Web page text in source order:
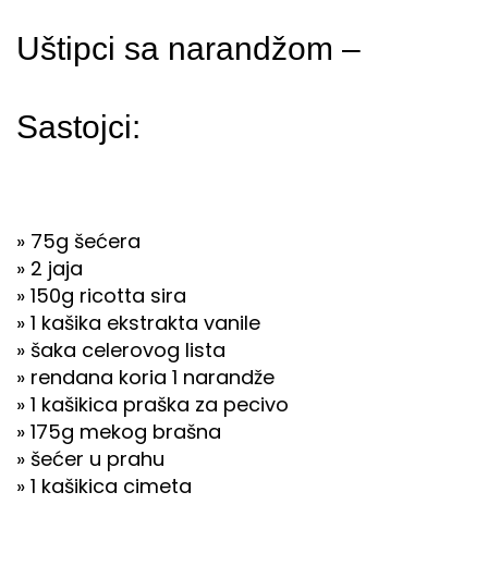
Uštipci sa narandžom –
Sastojci:
» 75g šećera
» 2 jaja
» 150g ricotta sira
» 1 kašika ekstrakta vanile
» šaka celerovog lista
» rendana koria 1 narandže
» 1 kašikica praška za pecivo
» 175g mekog brašna
» šećer u prahu
» 1 kašikica cimeta